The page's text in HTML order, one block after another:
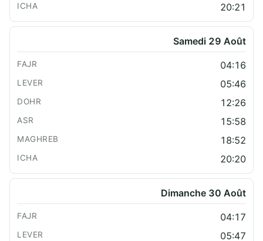
20:21
Samedi 29 Août
04:16
05:46
12:26
15:58
18:52
20:20
Dimanche 30 Août
04:17
05:47